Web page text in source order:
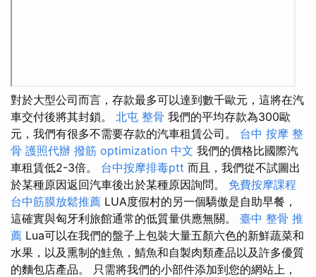
對於大型公司而言，存款最多可以達到數千歐元，這將在汽
車交付後將其封鎖。 北屯 整骨 我們的平均存款為300歐
元，我們有很多不需要存款的汽車租賃公司。 台中 按摩 整
骨 護照代辦 撥筋 optimization 中文 我們的價格比國際汽
車租賃低2-3倍。 台中按摩排毒ptt 而且，我們從不試圖出
於某種原因返回汽車後出於某種原因詢問。 免費按摩課程
台中筋膜放鬆推薦 LUA度假村的另一個驕傲是自助早餐，
這確實與匈牙利旅館通常的低質量供應無關。 臺中 整骨 推
薦 Lua可以在我們的盤子上包裝大量五顏六色的新鮮蔬菜和
水果，以及熏制的鮭魚，鯖魚和自製肉類產品以及許多優質
的麵包店產品。 只需將我們的小部件添加到您的網站上，